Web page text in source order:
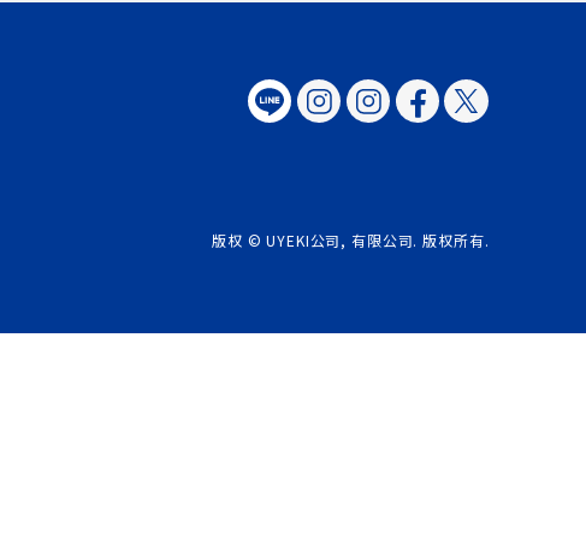
版权 © UYEKI公司, 有限公司. 版权所有.